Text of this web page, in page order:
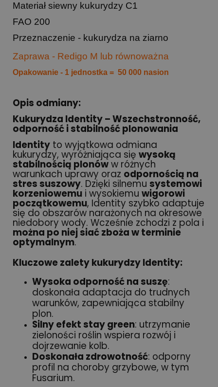
Materiał siewny kukurydzy C1
FAO 200
Przeznaczenie - kukurydza na ziarno
Zaprawa - Redigo M lub równoważna
Opakowanie - 1 jednostka = 50 000 nasion
Opis odmiany:
Kukurydza Identity – Wszechstronność,
odporność i stabilność plonowania
Identity to wyjątkowa odmiana
kukurydzy, wyróżniająca się wysoką
stabilnością plonóww różnych
warunkach uprawy oraz odpornością na
stres suszowy. Dzięki silnemu systemowi
korzeniowemu i wysokiemu wigorowi
początkowemu, Identity szybko adaptuje
się do obszarów narażonych na okresowe
niedobory wody. Wcześnie zchodzi z pola i
można po niej siać zboża w terminie
optymalnym.
Kluczowe zalety kukurydzy Identity:
Wysoka odporność na suszę:
doskonała adaptacja do trudnych
warunków, zapewniająca stabilny
plon.
Silny efekt stay green: utrzymanie
zieloności roślin wspiera rozwój i
dojrzewanie kolb.
Doskonała zdrowotność: odporny
profil na choroby grzybowe, w tym
Fusarium.